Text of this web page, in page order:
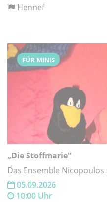
Hennef
FÜR MINIS
„Die Stoffmarie"
Das Ensemble
05.09.2026
10:00 Uhr